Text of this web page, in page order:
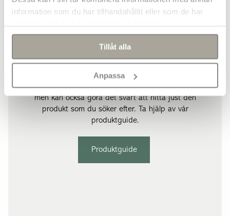
information som du har tillhandahållit eller som de har
Tillåt alla
Anpassa
Produktguide
Vårt stora sortiment ger dig många valmöjligheter
men kan också göra det svårt att hitta just den
produkt som du söker efter. Ta hjälp av vår
produktguide.
Produktguide